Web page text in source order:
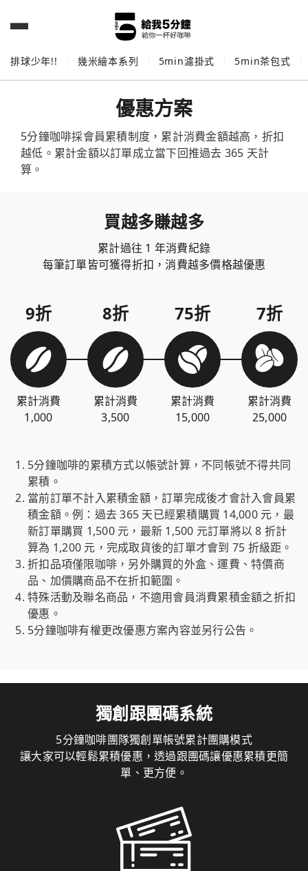
排球少年!! 幾米繪本系列 5min濾掛式 5min茶包式
優惠方案
5分鐘咖啡採會員累積制度，累計消費金額越高，折扣
越低。累計金額以訂單成立當下回推過去 365 天計
算。
買越多賺越多
累計過往 1 年消費紀錄
每筆訂單皆可獲得折扣，消費越多價格越優惠
9折
累計消費
1,000
8折
累計消費
3,500
75折
累計消費
15,000
7折
累計消費
25,000
5分鐘咖啡的累積方式以帳號計算，不同帳號不得共同
累積。
當前訂單不計入累積金額，訂單完成後才會計入會員累
積金額。例：過去 365 天已經累積購買 14,000 元，最
新訂單購買 1,500 元，最新 1,500 元訂單將以 8 折計
算為 1,200 元，完成取貨後的訂單才會到 75 折級距。
折扣品項僅限咖啡，另外購買的外盒、運費、特價商
品、加價購商品不在折扣範圍。
特殊活動及聯名商品，不適用會員消費累積金額之折扣
優惠。
5分鐘咖啡有權更改優惠方案內容並另行公告。
獨創跟團碼系統
5分鐘咖啡團隊獨創單帳號累計團購模式
讓大家可以輕鬆累積優惠，透過跟團碼讓優惠累積更簡
單、更方便。